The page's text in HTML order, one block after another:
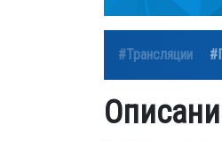
#Трансляции